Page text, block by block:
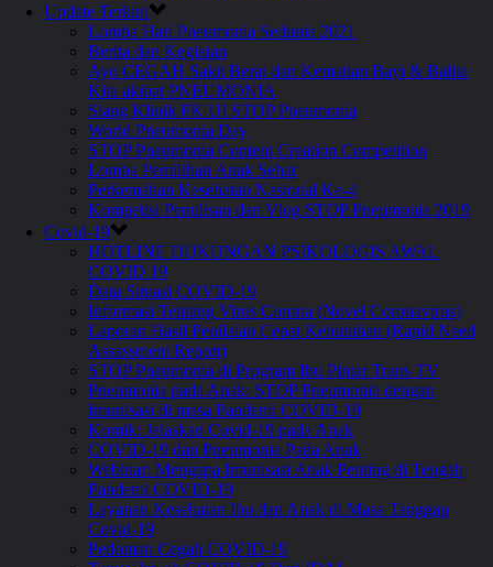
Update Terkini
Lomba Hari Pneumonia Sedunia 2021
Berita dan Kegiatan
Ayo CEGAH Sakit Berat dan Kematian Bayi & Balita
Kita akibat PNEUMONIA
Siang Klinik FK UI STOP Pneumonia
World Pneumonia Day
STOP Pneumonia Content Creation Competition
Lomba Pemilihan Anak Sehat
Perkemahan Kesehatan Nasional Ke-4
Kompetisi Penulisan dan Vlog STOP Pneumonia 2019
Covid-19
HOTLINE DUKUNGAN PSIKOLOGIS AWAL
COVID 19
Data Situasi COVID-19
Informasi Tentang Virus Corona (Novel Coronavirus)
Laporan Hasil Penilaian Cepat Kebutuhan (Rapid Need
Assassment Report)
STOP Pneumonia di Program Ibu Pintar Trans TV
Pneumonia pada Anak: STOP Pneumonia dengan
Imunisasi di masa Pandemi COVID-19
Komik: Jelaskan Covid-19 pada Anak
COVID-19 dan Pneumonia Pada Anak
Webinar: Mengapa Imunisasi Anak Penting di Tengah
Pandemi COVID-19
Layanan Kesehatan Ibu dan Anak di Masa Tanggap
Covid-19
Pedoman Cegah COVID-19